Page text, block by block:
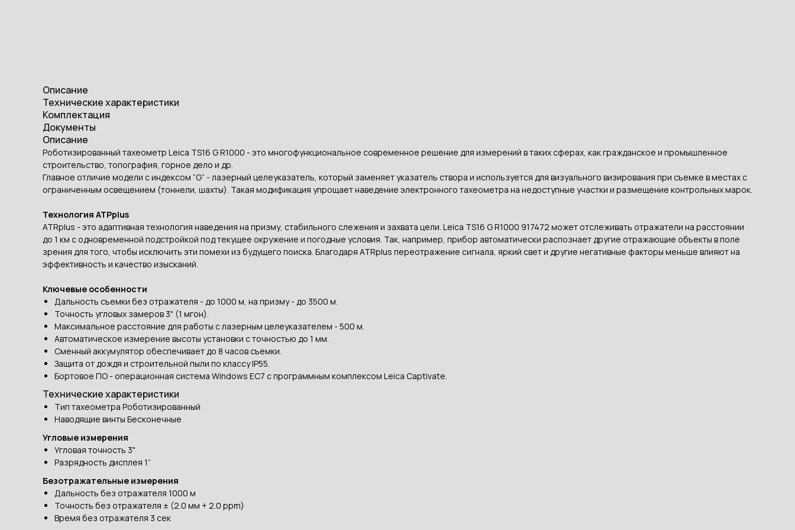
Описание
Технические характеристики
Комплектация
Документы
Описание
Роботизированный тахеометр Leica TS16 G R1000 - это многофункциональное современное решение для измерений в таких сферах, как гражданское и промышленное
строительство, топография, горное дело и др.
Главное отличие модели с индексом “G” - лазерный целеуказатель, который заменяет указатель створа и используется для визуального визирования при съемке в местах с
ограниченным освещением (тоннели, шахты). Такая модификация упрощает наведение электронного тахеометра на недоступные участки и размещение контрольных марок.
Технология ATPplus
ATRplus - это адаптивная технология наведения на призму, стабильного слежения и захвата цели. Leica TS16 G R1000 917472 может отслеживать отражатели на расстоянии
до 1 км с одновременной подстройкой под текущее окружение и погодные условия. Так, например, прибор автоматически распознает другие отражающие объекты в поле
зрения для того, чтобы исключить эти помехи из будущего поиска. Благодаря ATRplus переотражение сигнала, яркий свет и другие негативные факторы меньше влияют на
эффективность и качество изысканий.
Ключевые особенности
Дальность съемки без отражателя - до 1000 м, на призму - до 3500 м.
Точность угловых замеров 3" (1 мгон).
Максимальное расстояние для работы с лазерным целеуказателем - 500 м.
Автоматическое измерение высоты установки с точностью до 1 мм.
Сменный аккумулятор обеспечивает до 8 часов съемки.
Защита от дождя и строительной пыли по классу IP55.
Бортовое ПО - операционная система Windows EC7 с программным комплексом Leica Captivate.
Технические характеристики
Тип тахеометра Роботизированный
Наводящие винты Бесконечные
Угловые измерения
Угловая точность 3"
Разрядность дисплея 1”
Безотражательные измерения
Дальность без отражателя 1000 м
Точность без отражателя ± (2.0 мм + 2.0 ppm)
Время без отражателя 3 сек